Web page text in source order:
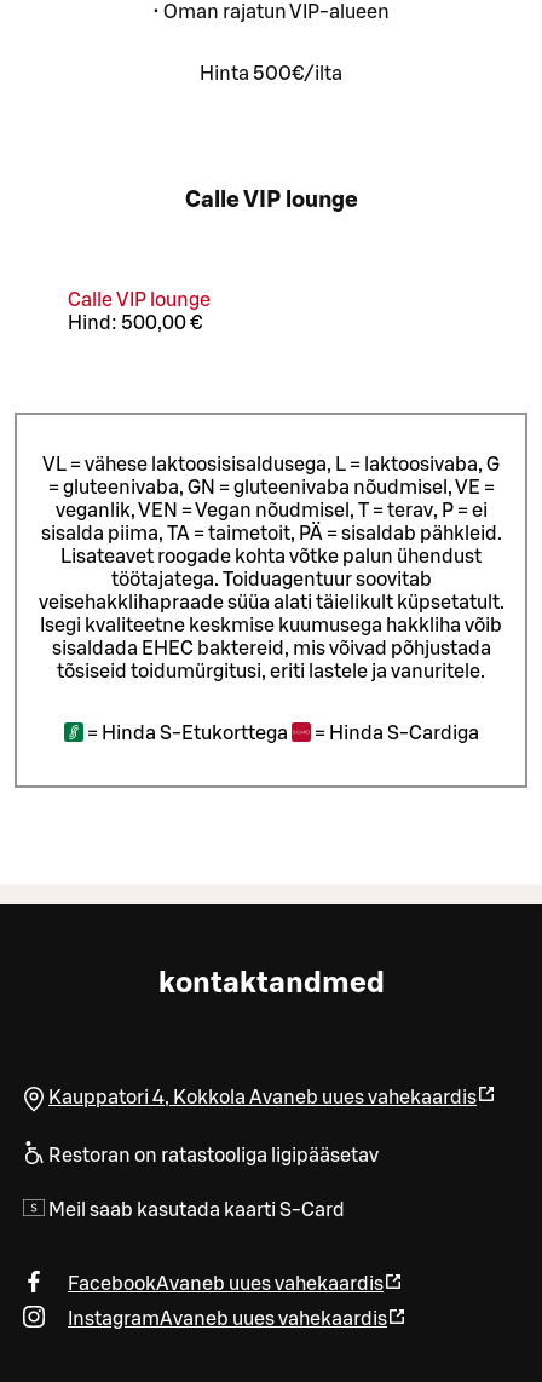
• Oman rajatun VIP-alueen
Hinta 500€/ilta
Calle VIP lounge
Calle VIP lounge
Hind: 500,00 €
VL = vähese laktoosisisaldusega, L = laktoosivaba, G
= gluteenivaba, GN = gluteenivaba nõudmisel, VE =
veganlik, VEN = Vegan nõudmisel, T = terav, P = ei
sisalda piima, TA = taimetoit, PÄ = sisaldab pähkleid.
Lisateavet roogade kohta võtke palun ühendust
töötajatega. Toiduagentuur soovitab
veisehakklihapraade süüa alati täielikult küpsetatult.
Isegi kvaliteetne keskmise kuumusega hakkliha võib
sisaldada EHEC baktereid, mis võivad põhjustada
tõsiseid toidumürgitusi, eriti lastele ja vanuritele.
= Hinda S-Etukorttega = Hinda S-Cardiga
kontaktandmed
Kauppatori 4, Kokkola Avaneb uues vahekaardis
Restoran on ratastooliga ligipääsetav
Meil saab kasutada kaarti S-Card
FacebookAvaneb uues vahekaardis
InstagramAvaneb uues vahekaardis